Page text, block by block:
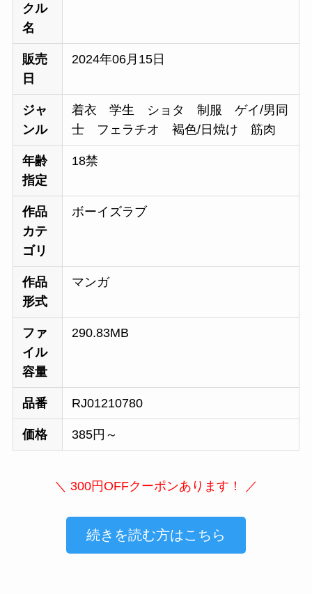
クル
名
販売
日
2024年06月15日
ジャ
ンル
着衣 学生 ショタ 制服 ゲイ/男同
士 フェラチオ 褐色/日焼け 筋肉
年齢
指定
18禁
作品
カテ
ゴリ
ボーイズラブ
作品
形式
マンガ
ファ
イル
容量
290.83MB
品番 RJ01210780
価格 385円～
＼ 300円OFFクーポンあります！ ／
続きを読む方はこちら